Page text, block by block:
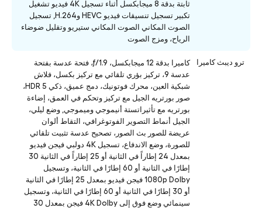
ثابتة بدقة 8 ميجابكسل أثناء تسجيل 4K فيديو تشغيل
تكبير تسجيل تنسيقات فيديو HEVC وH.264, تسجيل
الصوت المكاني الصوت المكاني ستيريو وتقليل ضوضاء
الرياح، ومزج الصوت
ترو ديبث كاميرا
كاميرا بدقة 12 ميجابكسل، ƒ/1.9، فتحة عدسة بفتحة
عدسة 9، تركيز بؤري تلقائي مع تركيز بكسل، فلاش
شبكية العين، محرك فوتونيك، دمج عميق، ذكي HDR 5،
صور بورتريه الجيل مع تركيز وتحكم في العمق، إضاءة
بورتريه مع تأثيراتستة أنيموجي وميموجي, وضع ليلي،
الجيل أنماط التصوير الفوتوغرافي، التقاط ألوان
عريضة للصور بث الصور، تصحيح عدسة تثبيت تلقائي
للصورة، وضع الاندفاع، تسجيل 4K دولبي فيجن فيديو
بمعدل 24 إطاراً في الثانية أو 25 إطاراً في الثانية 30
إطارًا في الثانية أو 60 إطارًا في الثانية، وتسجيل
1080p Dolby فيجن فيديو بمعدل 25 إطارًا في الثانية
أو 30 إطارًا في الثانية أو 60 إطارًا في الثانية، وتسجيل
سينمائي وضع فوق إلى 4K Dolby فيجن بمعدل 30